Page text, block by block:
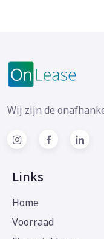
Wij zijn de
Links
Home
Voorraad